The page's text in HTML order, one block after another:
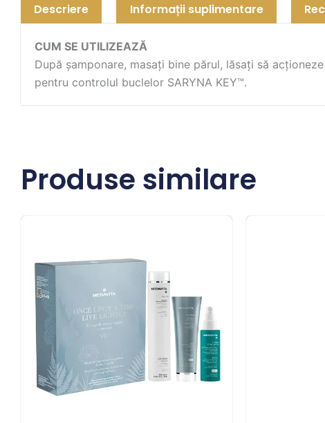
Descriere Informații suplimentare
CUM SE UTILIZEAZĂ
După șamponare, masați bine părul, lăsați să
pentru controlul buclelor SARYNA KEY™.
Produse similare